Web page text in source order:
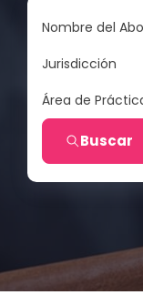
Nombre del
Jurisdicción
Área de
Buscar